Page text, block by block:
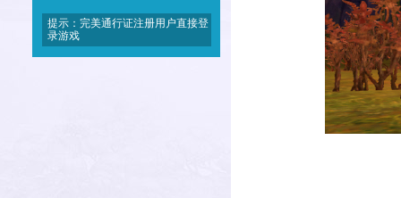
提示：完美通行证注册用户直接登
录游戏